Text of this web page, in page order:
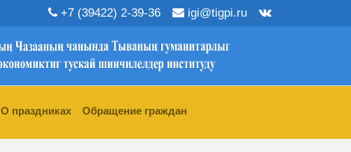
+7 (39422) 2-39-36 igi@tigpi.ru
О праздниках Обращение граждан